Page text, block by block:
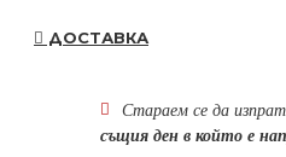
ДОСТАВКА
Стараем се да
същия ден в който е